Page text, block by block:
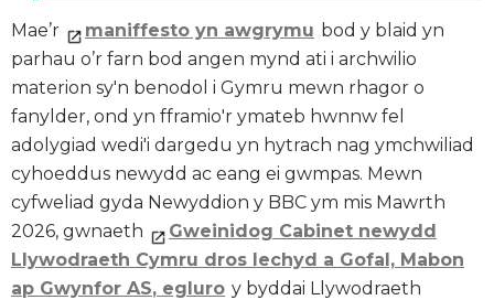
Mae’r maniffesto yn awgrymu bod y blaid yn
parhau o’r farn bod angen mynd ati i archwilio
materion sy'n benodol i Gymru mewn rhagor o
fanylder, ond yn fframio'r ymateb hwnnw fel
adolygiad wedi'i dargedu yn hytrach nag ymchwiliad
cyhoeddus newydd ac eang ei gwmpas. Mewn
cyfweliad gyda Newyddion y BBC ym mis Mawrth
2026, gwnaeth
Gweinidog Cabinet newydd
Llywodraeth Cymru dros Iechyd a Gofal, Mabon
ap Gwynfor AS, egluro y byddai Llywodraeth